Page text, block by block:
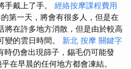
手戴上了手。 經絡按摩課程費用
第一天，將會有很多人，但是在
將在許多地方消散，但是由於較高
變的雲日時間。 新北 按摩 關鍵字
時仍會出現篩子，錫毛仍可能發
在早晨的任何地方都會凍結。